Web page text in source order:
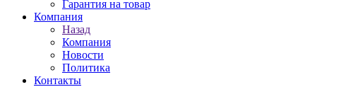
Гарантия на товар
Компания
Назад
Компания
Новости
Политика
Контакты